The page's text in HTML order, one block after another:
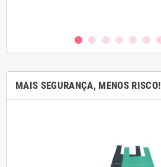
MAIS SEGURANÇA, MENOS RISCO!